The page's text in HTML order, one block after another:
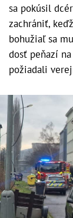
sa pokúsil
zachrániť,
bohužiaľ sa
dosť peňazí
požiadali